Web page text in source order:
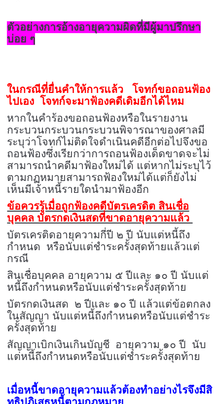
ตัวอย่างการอ้างอายุความผิดที่มีผู้มาปรึกษา
บ่อย ๆ
ในกรณีที่ยื่นคำให้การแล้ว โจทก์ขอถอนฟ้อง
ไปเอง โจทก์จะมาฟ้องคดีเดิมอีกได้ไหม
หากในคำร้องขอถอนฟ้องหรือในรายงาน
กระบวนกระบวนกระบวนพิจารณาของศาลมี
ระบุว่าโจทก์ไม่ติดใจดำเนินคดีอีกต่อไปจึงขอ
ถอนฟ้องซึ่งเรียกว่าการถอนฟ้องเด็ดขาดจะไม่
สามารถนำคดีมาฟ้องใหม่ได้ แต่หากไม่ระบุไว้
ตามกฏหมายสามารถฟ้องใหม่ได้แต่ก็ยังไม่
เห็นมีเจ้าหนี้รายใดนำมาฟ้องอีก
ข้อควรรู้เมื่อถูกฟ้องคดีบัตรเครดิต สินเชื่อ
บุคคล บัตรกดเงินสดที่ขาดอายุความแล้ว
บัตรเครติดอายุความกี่ปี ๒ ปี นับแต่หนี้ถึง
กำหนด หรือนับแต่ชำระครั้งสุดท้ายแล้วแต่
กรณี
สินเชื่อบุคคล อายุความ ๕ ปีและ ๑๐ ปี นับแต่
หนี้ถึงกำหนดหรือนับแต่ชำระครั้งสุดท้าย
บัตรกดเงินสด ๒ ปีและ ๑๐ ปี แล้วแต่ข้อตกลง
ในสัญญา นับแต่หนี้ถึงกำหนดหรือนับแต่ชำระ
ครั้งสุดท้าย
สัญญาเบิกเงินเกินบัญชี อายุความ ๑๐ ปี นับ
แต่หนี้ถึงกำหนดหรือนับแต่ชำระครั้งสุดท้าย
เมื่อหนี้ขาดอายุความแล้วต้องทำอย่างไรจึงมีสิ